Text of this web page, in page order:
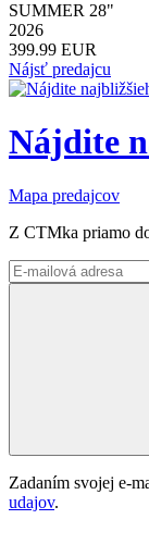
SUMMER 28"
2026
399.99 EUR
Nájsť predajcu
Nájdite
Mapa predajcov
Z CTMka priamo
Zadaním svojej e-
udajov.